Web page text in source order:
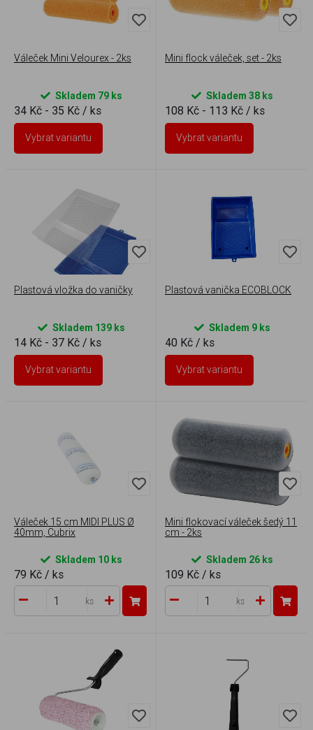
Váleček Mini Velourex - 2ks
Skladem 79 ks
34 Kč - 35 Kč / ks
Vybrat variantu
Mini flock váleček, set - 2ks
Skladem 38 ks
108 Kč - 113 Kč / ks
Vybrat variantu
Plastová vložka do vaničky
Skladem 139 ks
14 Kč - 37 Kč / ks
Vybrat variantu
Plastová vanička ECOBLOCK
Skladem 9 ks
40 Kč / ks
Vybrat variantu
Váleček 15 cm MIDI PLUS Ø
40mm, Cubrix
Skladem 10 ks
79 Kč / ks
ks
Mini flokovací váleček šedý 11
cm - 2ks
Skladem 26 ks
109 Kč / ks
ks